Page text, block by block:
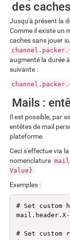
des
Jusqu'à présent la
Comme il existe un
caches sans jouer
augmenté la durée
suivante :
Mails :
Il est possible, par
entêtes de mail
plateforme.
Ceci s'effectue via
nomenclature
Value}
Exemples :
# Set custom
mail.header.X-
# Set custom